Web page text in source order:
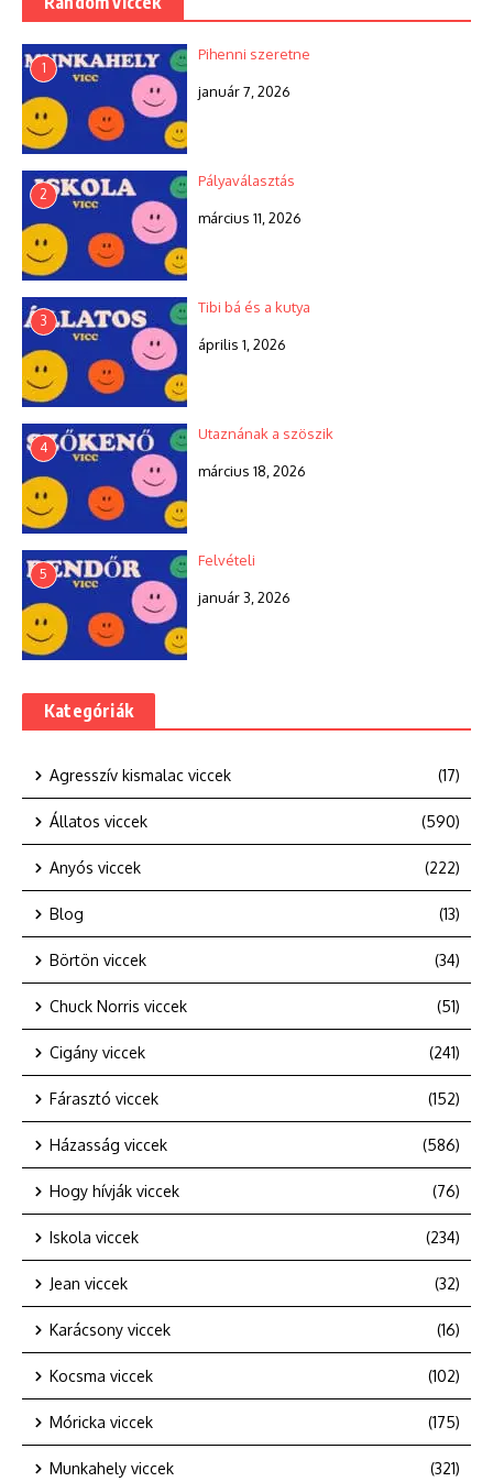
1
Pihenni szeretne
január 7, 2026
2
Pályaválasztás
március 11, 2026
3
Tibi bá és a kutya
április 1, 2026
4
Utaznának a szöszik
március 18, 2026
5
Felvételi
január 3, 2026
Kategóriák
Agresszív kismalac viccek (17)
Állatos viccek (590)
Anyós viccek (222)
Blog (13)
Börtön viccek (34)
Chuck Norris viccek (51)
Cigány viccek (241)
Fárasztó viccek (152)
Házasság viccek (586)
Hogy hívják viccek (76)
Iskola viccek (234)
Jean viccek (32)
Karácsony viccek (16)
Kocsma viccek (102)
Móricka viccek (175)
Munkahely viccek (321)